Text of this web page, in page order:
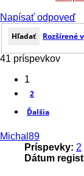
Napísať odpoveď
Hľadať
Rozšírené
41 príspevkov
1
2
Ďalšia
Michal89
Príspevky: 2
Dátum